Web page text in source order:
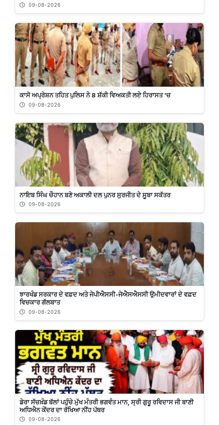
09-08-2026
ਕਾਸੋ ਅਪ੍ਰੇਸ਼ਨ ਤਹਿਤ ਪੁਲਿਸ ਨੇ 8 ਸ਼ੱਕੀ ਵਿਅਕਤੀ ਲਏ ਹਿਰਾਸਤ ’ਚ
09-08-2026
ਨਾਇਬ ਸਿੰਘ ਚੌਹਾਨ ਬਣੇ ਅਕਾਲੀ ਦਲ ਪੁਨਰ ਸੁਰਜੀਤ ਦੇ ਸੂਬਾ ਸਕੱਤਰ
09-08-2026
ਝਾਰਖੰਡ ਸਰਕਾਰ ਦੇ ਵਫ਼ਦ ਅਤੇ ਜੇਪੀਐਸਸੀ-ਜੇਐਸਐਸਸੀ ਉਮੀਦਵਾਰਾਂ ਦੇ ਵਫ਼ਦ
ਵਿਚਕਾਰ ਗੱਲਬਾਤ
09-08-2026
ਡੇਰਾ ਸੱਚਖ਼ੰਡ ਬੱਲਾਂ ਪਹੁੰਚੇ ਮੁੱਖ ਮੰਤਰੀ ਭਗਵੰਤ ਮਾਨ, ਸ੍ਰੀ ਗੁਰੂ ਰਵਿਦਾਸ ਜੀ ਬਾਣੀ
ਅਧਿਐਨ ਕੇਂਦਰ ਦਾ ਰੱਖਿਆ ਨੀਂਹ ਪੱਥਰ
09-08-2026